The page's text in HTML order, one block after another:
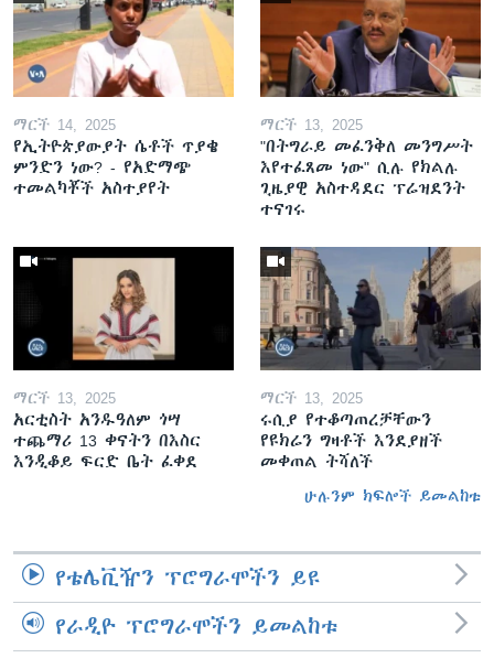
ማርች 14, 2025
የኢትዮጵያውያት ሴቶች ጥያቄ
ምንድን ነው? - የአድማጭ
ተመልካቾች አስተያየት
ማርች 13, 2025
"በትግራይ መፈንቅለ መንግሥት
እየተፈጸመ ነው" ሲሉ የክልሉ
ጊዜያዊ አስተዳደር ፕሬዝደንት
ተናገሩ
ማርች 13, 2025
አርቲስት አንዱዓለም ጎሣ
ተጨማሪ 13 ቀናትን በእስር
እንዲቆይ ፍርድ ቤት ፈቀደ
ማርች 13, 2025
ሩሲያ የተቆጣጠረቻቸውን
የዩክሬን ግዛቶች እንደያዘች
መቀጠል ትሻለች
ሁሉንም ክፍሎች ይመልከቱ
የቴሌቪዥን ፕሮግራሞችን ይዩ
የራዲዮ ፕሮግራሞችን ይመልከቱ